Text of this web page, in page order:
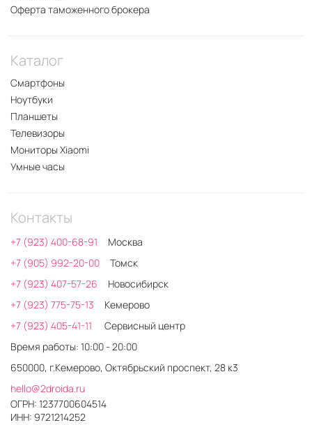
Оферта таможенного брокера
Каталог
Смартфоны
Ноутбуки
Планшеты
Телевизоры
Мониторы Xiaomi
Умные часы
Контакты
+7 (923) 400-68-91
Москва
+7 (905) 992-20-00
Томск
+7 (923) 407-57-26
Новосибирск
+7 (923) 775-75-13
Кемерово
+7 (923) 405-41-11
Сервисный центр
Время работы: 10:00 - 20:00
650000, г.Кемерово, Октябрьский проспект, 28 к3
hello@2droida.ru
ОГРН: 1237700604514
ИНН: 9721214252